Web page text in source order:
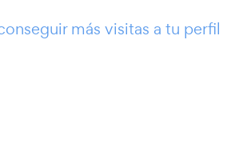
más visitas a tu perfil